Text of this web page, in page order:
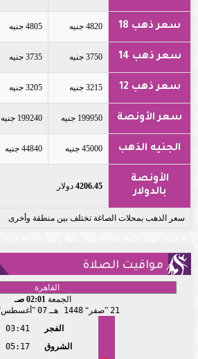
سعر ذهب 18 4820 جنيه 4805 جنيه
سعر ذهب 14 3750 جنيه 3735 جنيه
سعر ذهب 12 3215 جنيه 3205 جنيه
سعر الأونصة 199950 جنيه 199240 جنيه
الجنيه الذهب 45000 جنيه 44840 جنيه
الأونصة
بالدولار
4206.45 دولار
سعر الذهب بمحلات الصاغة تختلف بين منطقة وأخرى
مواقيت الصلاة
الجمعة 02:01 صـ
21 صفر 1448 هـ 07 أغسطس
الفجر
03:41
الشروق
05:17